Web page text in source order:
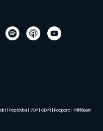
Poptávka VOP GDPR Podpora Přihlášení